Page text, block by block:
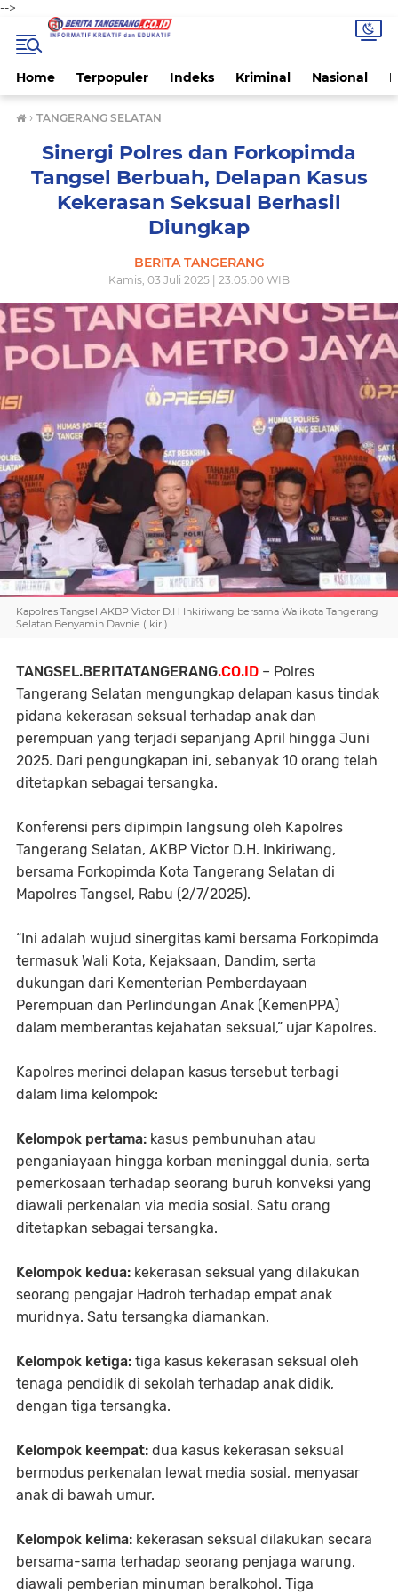
-->
Home Terpopuler Indeks Kriminal Nasional
› TANGERANG SELATAN
Sinergi Polres dan Forkopimda
Tangsel Berbuah, Delapan Kasus
Kekerasan Seksual Berhasil
Diungkap
BERITA TANGERANG
Kamis, 03 Juli 2025 | 23.05.00 WIB
Kapolres Tangsel AKBP Victor D.H Inkiriwang bersama Walikota Tangerang
Selatan Benyamin Davnie ( kiri)
TANGSEL.BERITATANGERANG.CO.ID – Polres
Tangerang Selatan mengungkap delapan kasus tindak
pidana kekerasan seksual terhadap anak dan
perempuan yang terjadi sepanjang April hingga Juni
2025. Dari pengungkapan ini, sebanyak 10 orang telah
ditetapkan sebagai tersangka.
Konferensi pers dipimpin langsung oleh Kapolres
Tangerang Selatan, AKBP Victor D.H. Inkiriwang,
bersama Forkopimda Kota Tangerang Selatan di
Mapolres Tangsel, Rabu (2/7/2025).
“Ini adalah wujud sinergitas kami bersama Forkopimda
termasuk Wali Kota, Kejaksaan, Dandim, serta
dukungan dari Kementerian Pemberdayaan
Perempuan dan Perlindungan Anak (KemenPPA)
dalam memberantas kejahatan seksual,” ujar Kapolres.
Kapolres merinci delapan kasus tersebut terbagi
dalam lima kelompok:
Kelompok pertama: kasus pembunuhan atau
penganiayaan hingga korban meninggal dunia, serta
pemerkosaan terhadap seorang buruh konveksi yang
diawali perkenalan via media sosial. Satu orang
ditetapkan sebagai tersangka.
Kelompok kedua: kekerasan seksual yang dilakukan
seorang pengajar Hadroh terhadap empat anak
muridnya. Satu tersangka diamankan.
Kelompok ketiga: tiga kasus kekerasan seksual oleh
tenaga pendidik di sekolah terhadap anak didik,
dengan tiga tersangka.
Kelompok keempat: dua kasus kekerasan seksual
bermodus perkenalan lewat media sosial, menyasar
anak di bawah umur.
Kelompok kelima: kekerasan seksual dilakukan secara
bersama-sama terhadap seorang penjaga warung,
diawali pemberian minuman beralkohol. Tiga